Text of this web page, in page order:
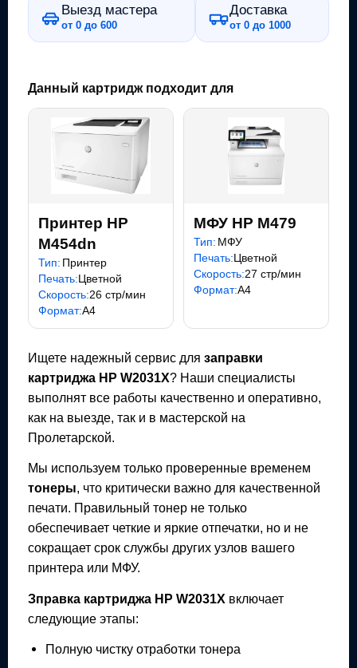
Выезд мастера
от 0 до 600
Доставка
от 0 до 1000
Данный картридж подходит для
Принтер HP
M454dn
Тип: Принтер
Печать:Цветной
Скорость:26 стр/мин
Формат:A4
МФУ HP M479
Тип: МФУ
Печать:Цветной
Скорость:27 стр/мин
Формат:A4
Ищете надежный сервис для заправки
картриджа HP W2031X? Наши специалисты
выполнят все работы качественно и оперативно,
как на выезде, так и в мастерской на
Пролетарской.
Мы используем только проверенные временем
тонеры, что критически важно для качественной
печати. Правильный тонер не только
обеспечивает четкие и яркие отпечатки, но и не
сокращает срок службы других узлов вашего
принтера или МФУ.
Зправка картриджа HP W2031X включает
следующие этапы:
Полную чистку отработки тонера